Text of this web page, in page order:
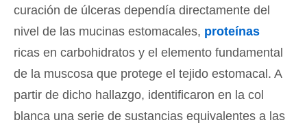
curación de úlceras dependía directamente del
nivel de las mucinas estomacales, proteínas
ricas en carbohidratos y el elemento fundamental
de la muscosa que protege el tejido estomacal. A
partir de dicho hallazgo, identificaron en la col
blanca una serie de sustancias equivalentes a las